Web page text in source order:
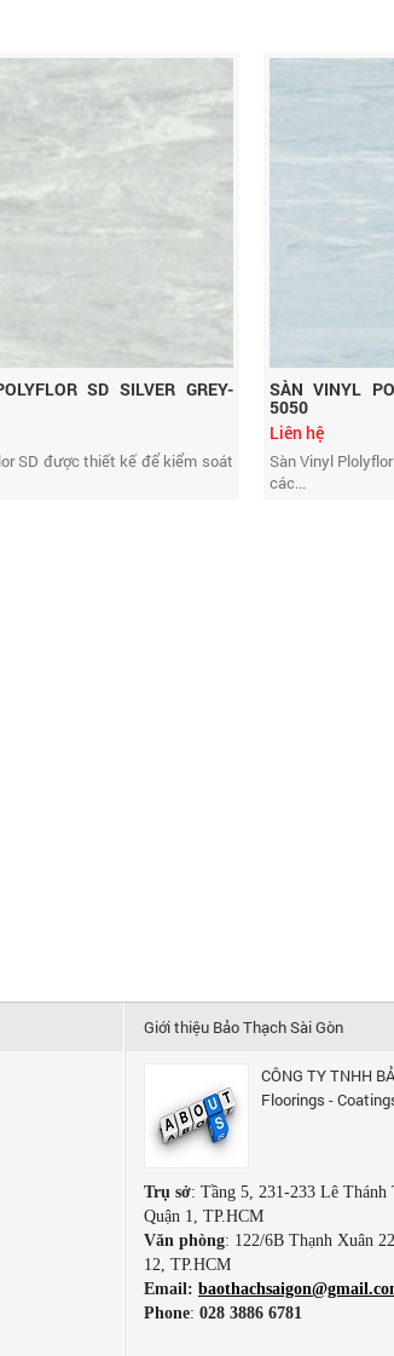
SD SILVER GREY-
SD được thiết kế để kiểm soát
SÀN VINYL
5050
Liên hệ
Sàn Vinyl
các...
Giới thiệu Bảo Thạch Sài Gòn
CÔNG TY TNHH
Floorings -
Trụ sở: Tầng 5, 231-233 Lê Thánh
Quận 1, TP.HCM
Văn phòng: 122/6B Thạnh Xuân
12, TP.HCM
Email:
Phone: 028 3886 6781